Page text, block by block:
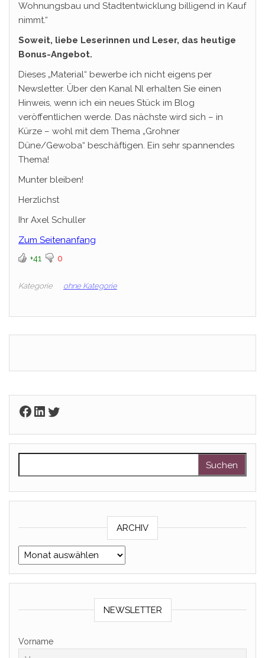
Wohnungsbau und Stadtentwicklung billigend in Kauf
nimmt.“
Soweit, liebe Leserinnen und Leser, das heutige
Bonus-Angebot.
Dieses „Material“ bewerbe ich nicht eigens per
Newsletter. Über den Kanal Nl erhalten Sie einen
Hinweis, wenn ich ein neues Stück im Blog
veröffentlichen werde. Das nächste wird sich – in
Kürze – wohl mit dem Thema „Grohner
Düne/Gewoba“ beschäftigen. Ein sehr spannendes
Thema!
Munter bleiben!
Herzlichst
Ihr Axel Schuller
Zum Seitenanfang
+41 0
Kategorie ohne Kategorie
Facebook
LinkedIn
Twitter
ARCHIV
Archiv
NEWSLETTER
Vorname